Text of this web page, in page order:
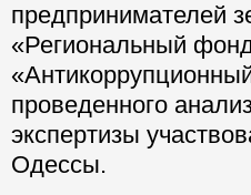
предпринимателей
«Региональный
проведенного
экспертизы
Одессы.